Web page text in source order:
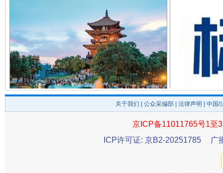
千年窑火 生生不息
关于我们 公众采编部 法律声明 | 中国
京ICP备11011765号1至
ICP许可证: 京B2-20251785
广